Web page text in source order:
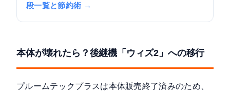
段一覧と節約術 →
本体が壊れたら？後継機「ウィズ2」への移行
プルームテックプラスは本体販売終了済みのため、